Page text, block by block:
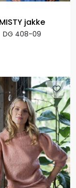
MISTY jakke
DG 408-09